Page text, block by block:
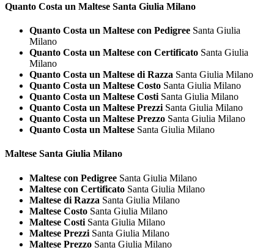
Quanto Costa un Maltese Santa Giulia Milano
Quanto Costa un Maltese con Pedigree Santa Giulia
Milano
Quanto Costa un Maltese con Certificato Santa Giulia
Milano
Quanto Costa un Maltese di Razza Santa Giulia Milano
Quanto Costa un Maltese Costo Santa Giulia Milano
Quanto Costa un Maltese Costi Santa Giulia Milano
Quanto Costa un Maltese Prezzi Santa Giulia Milano
Quanto Costa un Maltese Prezzo Santa Giulia Milano
Quanto Costa un Maltese Santa Giulia Milano
Maltese Santa Giulia Milano
Maltese con Pedigree Santa Giulia Milano
Maltese con Certificato Santa Giulia Milano
Maltese di Razza Santa Giulia Milano
Maltese Costo Santa Giulia Milano
Maltese Costi Santa Giulia Milano
Maltese Prezzi Santa Giulia Milano
Maltese Prezzo Santa Giulia Milano